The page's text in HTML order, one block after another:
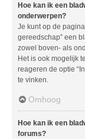
Hoe kan ik een
onderwerpen?
Je kunt op de
gereedschap” een
zowel boven- als
Het is ook mogelijk
reageren de optie
te vinken.
Omhoog
Hoe kan ik een
forums?